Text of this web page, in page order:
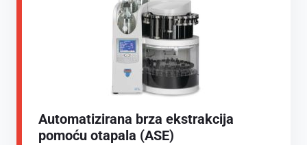
Automatizirana brza ekstrakcija
pomoću otapala (ASE)